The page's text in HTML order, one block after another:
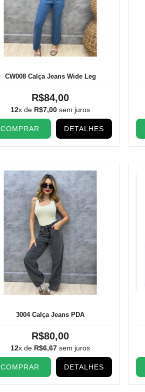
CW008 Calça Jeans Wide Leg
R$84,00
12x de R$7,00 sem juros
COMPRAR DETALHES
3004 Calça Jeans PDA
R$80,00
12x de R$6,67 sem juros
COMPRAR DETALHES